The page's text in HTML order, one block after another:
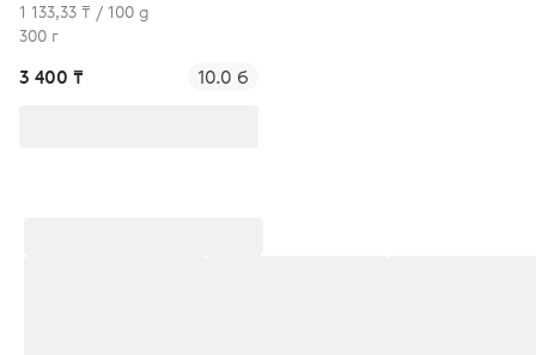
1 133,33 ₸ / 100 g
300 г
3 400 ₸ 10.0 б